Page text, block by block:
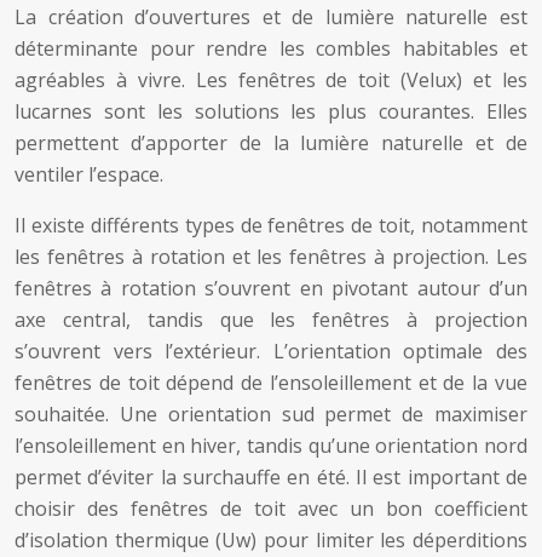
La création d’ouvertures et de lumière naturelle est
déterminante pour rendre les combles habitables et
agréables à vivre. Les fenêtres de toit (Velux) et les
lucarnes sont les solutions les plus courantes. Elles
permettent d’apporter de la lumière naturelle et de
ventiler l’espace.
Il existe différents types de fenêtres de toit, notamment
les fenêtres à rotation et les fenêtres à projection. Les
fenêtres à rotation s’ouvrent en pivotant autour d’un
axe central, tandis que les fenêtres à projection
s’ouvrent vers l’extérieur. L’orientation optimale des
fenêtres de toit dépend de l’ensoleillement et de la vue
souhaitée. Une orientation sud permet de maximiser
l’ensoleillement en hiver, tandis qu’une orientation nord
permet d’éviter la surchauffe en été. Il est important de
choisir des fenêtres de toit avec un bon coefficient
d’isolation thermique (Uw) pour limiter les déperditions